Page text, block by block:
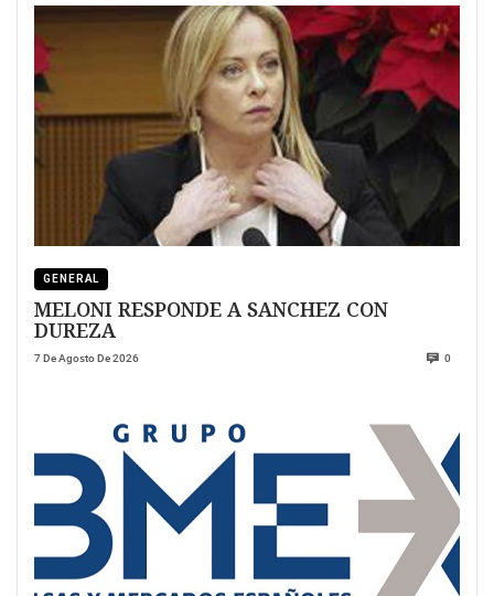
GENERAL
MELONI RESPONDE A SANCHEZ CON
DUREZA
7 De Agosto De 2026 0